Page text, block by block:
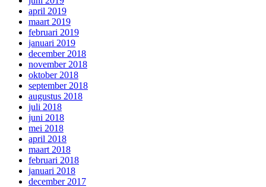
april 2019
maart 2019
februari 2019
januari 2019
december 2018
november 2018
oktober 2018
september 2018
augustus 2018
juli 2018
juni 2018
mei 2018
april 2018
maart 2018
februari 2018
januari 2018
december 2017